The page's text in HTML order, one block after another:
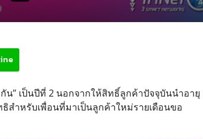
” เป็นปีที่ 2 นอกจากให้สิทธิ์ลูกค้าปัจจุบันนำอายุ
สำหรับเพื่อนที่มาเป็นลูกค้าใหม่รายเดือนขอ